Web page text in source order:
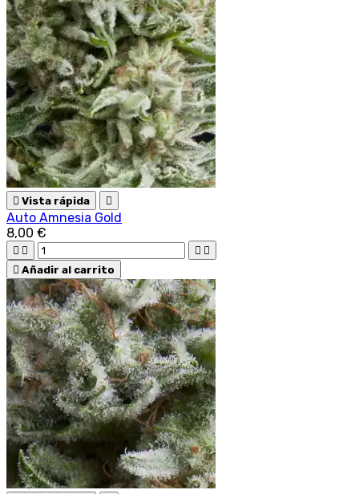
 Vista rápida 
Auto Amnesia Gold
8,00 €
   
 Añadir al carrito